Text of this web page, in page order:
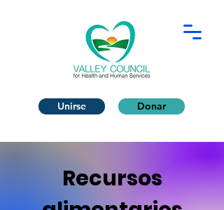
Unirse Donar
Recursos